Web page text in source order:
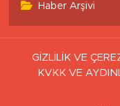
Haber Arşivi
GİZLİLİK VE
KVKK VE